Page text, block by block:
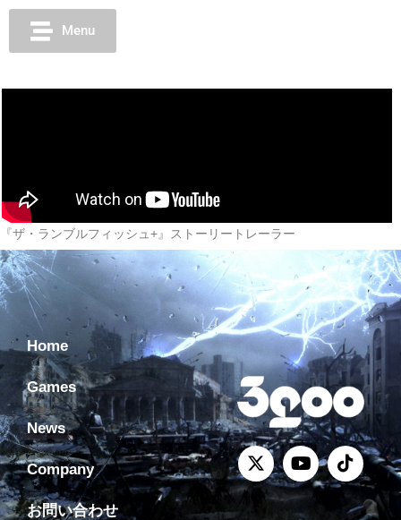
Menu
『ザ・ランブルフィッシュ+』ストーリートレーラー
Home
Games
News
Company
お問い合わせ